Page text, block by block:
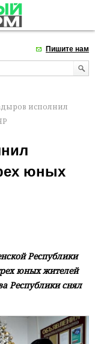
Пишите нам
исполнил
юных
Республики
юных жителей
Республики снял